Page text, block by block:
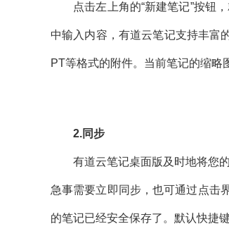
点击左上角的“新建笔记”按钮，
中输入内容，有道云笔记支持丰富
PT等格式的附件。当前笔记的缩略
2.同步
有道云笔记桌面版及时地将您的
急事需要立即同步，也可通过点击
的笔记已经安全保存了。默认快捷键